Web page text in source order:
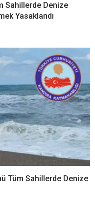
Sahillerde Denize
Yasaklandı
Tüm Sahillerde Denize